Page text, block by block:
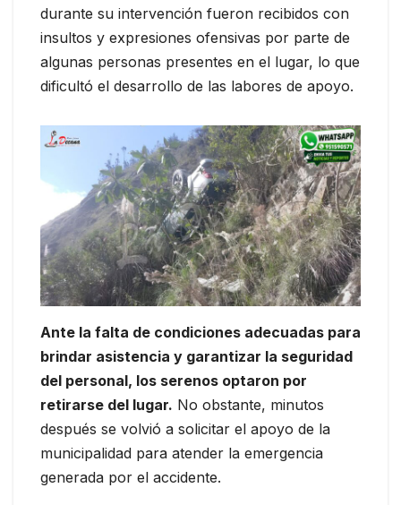
durante su intervención fueron recibidos con
insultos y expresiones ofensivas por parte de
algunas personas presentes en el lugar, lo que
dificultó el desarrollo de las labores de apoyo.
Ante la falta de condiciones adecuadas para
brindar asistencia y garantizar la seguridad
del personal, los serenos optaron por
retirarse del lugar. No obstante, minutos
después se volvió a solicitar el apoyo de la
municipalidad para atender la emergencia
generada por el accidente.